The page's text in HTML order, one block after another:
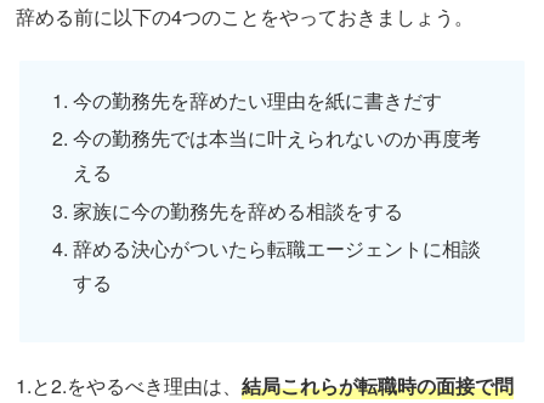
辞める前に以下の4つのことをやっておきましょう。
今の勤務先を辞めたい理由を紙に書きだす
今の勤務先では本当に叶えられないのか再度考
える
家族に今の勤務先を辞める相談をする
辞める決心がついたら転職エージェントに相談
する
1.と2.をやるべき理由は、結局これらが転職時の面接で問